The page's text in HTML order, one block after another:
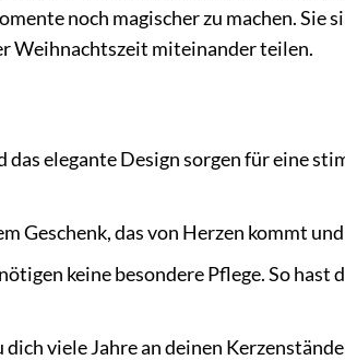
noch magischer zu machen. Sie
Weihnachtszeit miteinander teilen.
das elegante Design sorgen für eine
Geschenk, das von Herzen kommt
keine besondere Pflege. So hast
viele Jahre an deinen